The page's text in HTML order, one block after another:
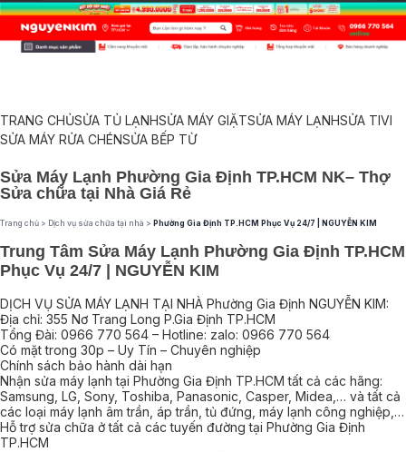
TRANG CHỦSỬA TỦ LẠNHSỬA MÁY GIẶTSỬA MÁY LẠNHSỬA TIVI
SỬA MÁY RỬA CHÉNSỬA BẾP TỪ
Sửa Máy Lạnh Phường Gia Định TP.HCM NK– Thợ
Sửa chữa tại Nhà Giá Rẻ
Trang chủ > Dịch vụ sửa chữa tại nhà > Phường Gia Định TP.HCM Phục Vụ 24/7 | NGUYỄN KIM
Trung Tâm Sửa Máy Lạnh Phường Gia Định TP.HCM
Phục Vụ 24/7 | NGUYỄN KIM
DỊCH VỤ SỬA MÁY LẠNH TẠI NHÀ Phường Gia Định NGUYỄN KIM:
Địa chỉ: 355 Nơ Trang Long P.Gia Định TP.HCM
Tổng Đài: 0966 770 564 – Hotline: zalo: 0966 770 564
Có mặt trong 30p – Uy Tín – Chuyên nghiệp
Chính sách bảo hành dài hạn
Nhận sửa máy lạnh tại Phường Gia Định TP.HCM tất cả các hãng:
Samsung, LG, Sony, Toshiba, Panasonic, Casper, Midea,… và tất cả
các loại máy lạnh âm trần, áp trần, tủ đứng, máy lạnh công nghiệp,…
Hỗ trợ sửa chữa ở tất cả các tuyến đường tại Phường Gia Định
TP.HCM